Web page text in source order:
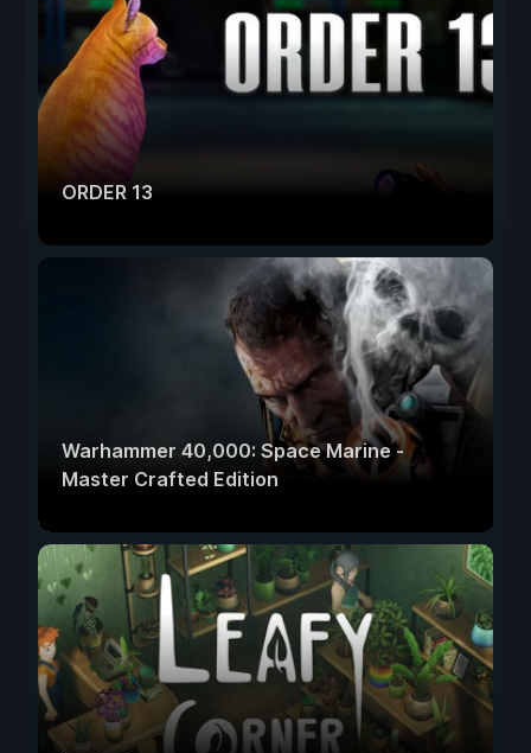
ORDER 13
Warhammer 40,000: Space Marine -
Master Crafted Edition